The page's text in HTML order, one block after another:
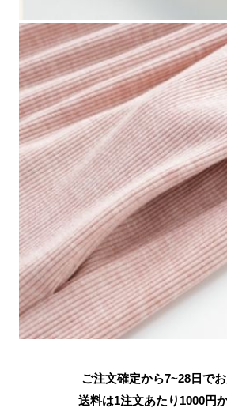
ご注文確定から7~28日で
送料は1注文あたり 1000円